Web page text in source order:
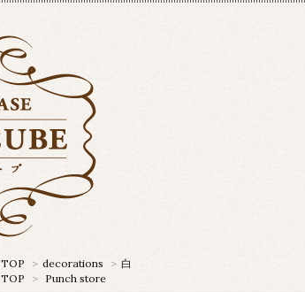
TOP > decorations > 白
TOP
> Punch store